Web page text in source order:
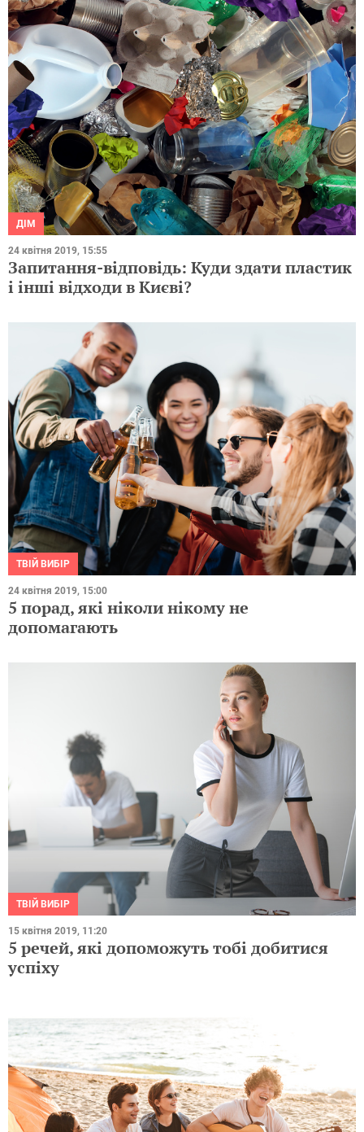
ДІМ
24 квітня 2019, 15:55
Запитання-відповідь: Куди здати пластик
і інші відходи в Києві?
ТВІЙ ВИБІР
24 квітня 2019, 15:00
5 порад, які ніколи нікому не
допомагають
ТВІЙ ВИБІР
15 квітня 2019, 11:20
5 речей, які допоможуть тобі добитися
успіху